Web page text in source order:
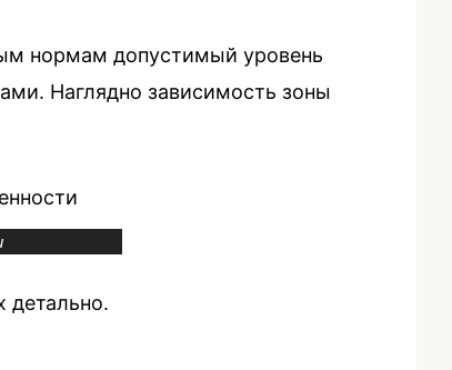
нормам допустимый уровень
Наглядно зависимость зоны
детально.